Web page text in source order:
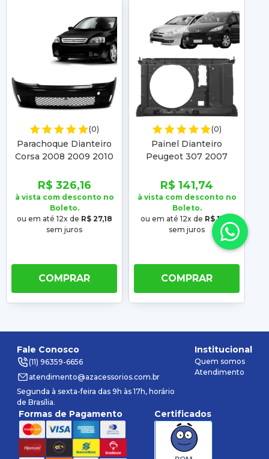
(0)
Parachoque Dianteiro
Corsa 2008 2009 2010
Sport 2008 2009 2010
Com Grade
R$ 326,16
à vista com desconto no
Boleto.
ou em até 12x de R$ 27,18
sem juros
COMPRAR
(0)
Painel Dianteiro
Peugeot 307 2007
2008 2009 2010
R$ 141,74
à vista com desconto no
Boleto.
ou em até 12x de R$ 11,81
sem juros
COMPRAR
Fale Conosco
(11) 96359-6656
atendimento@azacessorios.com.br
Segunda à sexta-feira das 9h às 17h, horário
de Brasília.
Institucional
Quem somos
Atendimento
Formas de Pagamento Certificados